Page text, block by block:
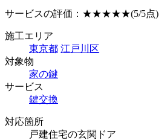
サービスの評価： ★★★★★(5/5点)
施工エリア
東京都 江戸川区
対象物
家の鍵
サービス
鍵交換
対応箇所
戸建住宅の玄関ドア